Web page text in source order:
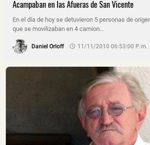
Acampaban en las Afueras de San Vicente
En el día de hoy se detuvieron 5 personas de
que se movilizaban en 4 camion…
Daniel Orloff 11/11/2010 06:53:00 P. M.